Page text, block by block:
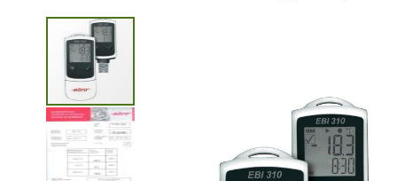
Zum
Ende
Bildgalerie
springen